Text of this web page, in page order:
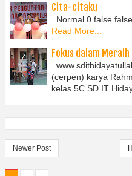
Cita-citaku
Normal 0 false
Read More...
Fokus dalam
(cerpen) karya
kelas 5C SD IT
Newer Post